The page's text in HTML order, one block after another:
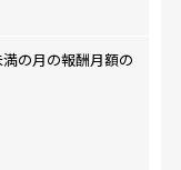
の月の報酬月額の